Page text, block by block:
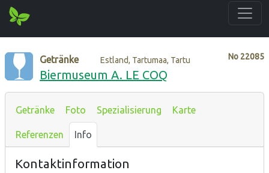
No 22085
Getränke Estland, Tartumaa, Tartu
Biermuseum A. LE COQ
Getränke Foto Spezialisierung Karte
Referenzen Info
Kontaktinformation